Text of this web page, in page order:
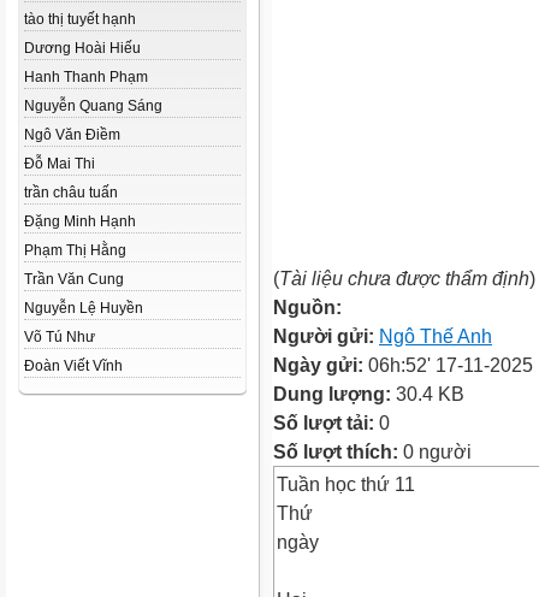
tào thị tuyết hạnh
Dương Hoài Hiếu
Hanh Thanh Phạm
Nguyễn Quang Sáng
Ngô Văn Điềm
Đỗ Mai Thi
trần châu tuấn
Đặng Minh Hạnh
Phạm Thị Hằng
Trần Văn Cung
Nguyễn Lệ Huyền
Võ Tú Như
Đoàn Viết Vĩnh
(Tài liệu chưa được thẩm định)
Nguồn:
Người gửi: Ngô Thế Anh
Ngày gửi: 06h:52' 17-11-2025
Dung lượng: 30.4 KB
Số lượt tải: 0
Số lượt thích: 0 người
Tuần học thứ 11
Thứ
ngày